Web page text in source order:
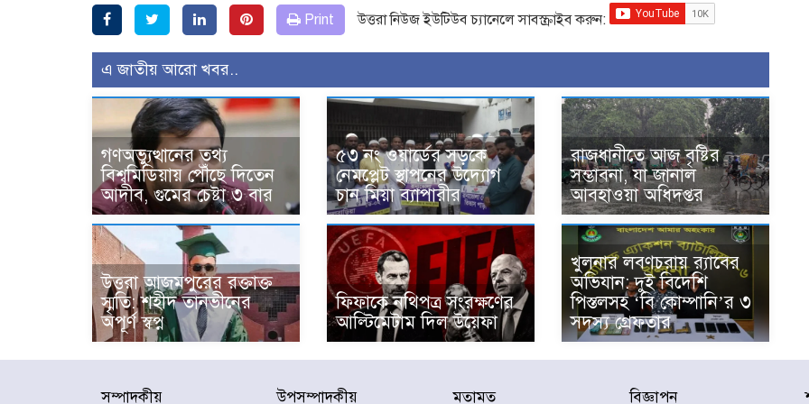
Print উত্তরা নিউজ ইউটিউব চ্যানেলে সাবস্ক্রাইব করুন:
এ জাতীয় আরো খবর..
গণঅভ্যুত্থানের তথ্য
বিশ্বমিডিয়ায় পৌঁছে দিতেন
আদীব, গুমের চেষ্টা ৩ বার
৫৩ নং ওয়ার্ডের সড়কে
নেমপ্লেট স্থাপনের উদ্যোগ
চান মিয়া ব্যাপারীর
রাজধানীতে আজ বৃষ্টির
সম্ভাবনা, যা জানাল
আবহাওয়া অধিদপ্তর
উত্তরা আজমপুরের রক্তাক্ত
স্মৃতি: শহীদ তানভীনের
অপূর্ণ স্বপ্ন
ফিফাকে নথিপত্র সংরক্ষণের
আল্টিমেটাম দিল উয়েফা
খুলনার লবণচরায় র‍্যাবের
অভিযান: দুই বিদেশি
পিস্তলসহ ‘বি কোম্পানি’র ৩
সদস্য গ্রেফতার
সম্পাদকীয় উপসম্পাদকীয় মতামত বিজ্ঞাপন